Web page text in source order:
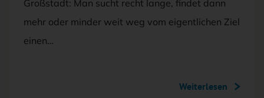
Großstadt: Man sucht recht lange, findet dann
mehr oder minder weit weg vom eigentlichen Ziel
einen…
Weiterlesen